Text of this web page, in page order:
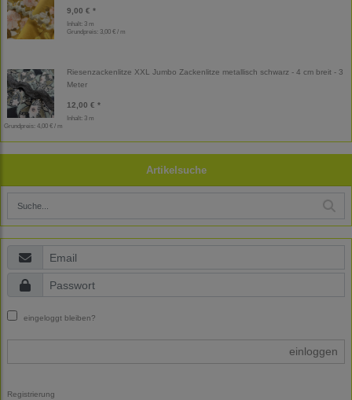
9,00 € *
Inhalt: 3 m
Grundpreis: 3,00 € / m
Riesenzackenlitze XXL Jumbo Zackenlitze metallisch schwarz - 4 cm breit - 3
Meter
12,00 € *
Inhalt: 3 m
Grundpreis: 4,00 € / m
Artikelsuche
eingeloggt bleiben?
einloggen
Registrierung